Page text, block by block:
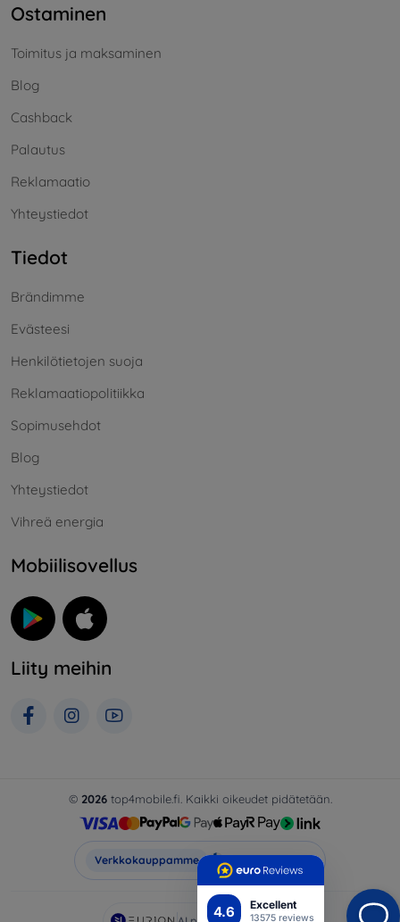
4.6 Excellent
13575 reviews
Ostaminen
Toimitus ja maksaminen
Blog
Cashback
Palautus
Reklamaatio
Yhteystiedot
Tiedot
Brändimme
Evästeesi
Henkilötietojen suoja
Reklamaatiopolitiikka
Sopimusehdot
Blog
Yhteystiedot
Vihreä energia
Mobiilisovellus
Liity meihin
© 2026top4mobile.fi. Kaikki oikeudet pidätetään.
Verkkokauppamme Top4Mobile.fi